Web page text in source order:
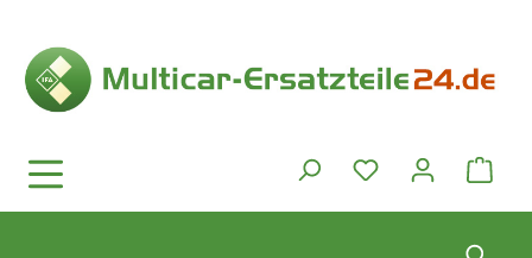
Du hast 0